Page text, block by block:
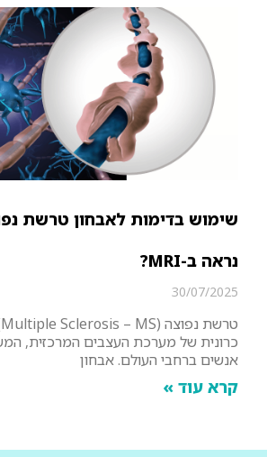
שימוש בדימות לאבחון טרשת
נראה ב-MRI?
30/07/2025
כרונית של מערכת העצבים המרכזית,
אנשים ברחבי העולם. אבחון
קרא עוד »